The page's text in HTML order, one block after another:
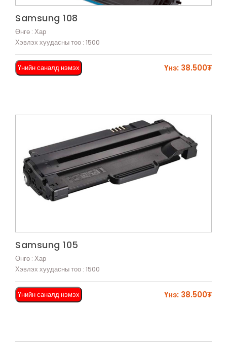
Samsung 108
Өнгө : Хар
Хэвлэх хуудасны тоо : 1500
Үнийн саналд нэмэх Үнэ: 38.500₮
Samsung 105
Өнгө : Хар
Хэвлэх хуудасны тоо : 1500
Үнийн саналд нэмэх Үнэ: 38.500₮